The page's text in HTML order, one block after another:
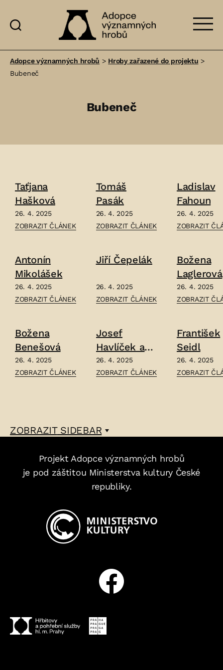
významných
Adopce významných hrobů > Hroby zařazené do projektu >
Bubeneč
Bubeneč
Taťjana
Hašková
26. 4. 2025
ČLÁNEK:
–
ZOBRAZIT ČLÁNEK
Tomáš
Pasák
26. 4. 2025
ČLÁNEK:
–
ZOBRAZIT ČLÁNEK
Ladislav
Fahoun
26. 4. 2025
ČLÁNEK:
–
ZOBRAZIT
Antonín
Mikolášek
26. 4. 2025
ČLÁNEK:
–
ZOBRAZIT ČLÁNEK
Jiří Čepelák
26. 4. 2025
ČLÁNEK:
–
ZOBRAZIT ČLÁNEK
Božena
Laglerová
26. 4. 2025
ČLÁNEK:
PETERKOVÁ
–
ZOBRAZIT
Božena
Benešová
26. 4. 2025
ČLÁNEK:
ZOBRAZIT ČLÁNEK
Josef
Havlíček a
Marta
Jirásková
26. 4. 2025
ČLÁNEK:
JIRÁSKOVÁ
ZOBRAZIT ČLÁNEK
František
Seidl
26. 4. 2025
ČLÁNEK:
ZOBRAZIT
ZOBRAZITSIDEBAR
Projekt Adopce významných hrobů
je pod záštitou Ministerstva kultury České
republiky.
Facebook